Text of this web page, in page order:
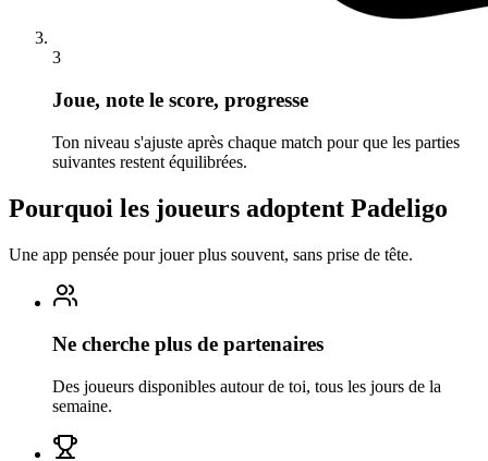
3
Joue, note le score, progresse
Ton niveau s'ajuste après chaque match pour que les parties
suivantes restent équilibrées.
Pourquoi les joueurs adoptent Padeligo
Une app pensée pour jouer plus souvent, sans prise de tête.
Ne cherche plus de partenaires
Des joueurs disponibles autour de toi, tous les jours de la
semaine.